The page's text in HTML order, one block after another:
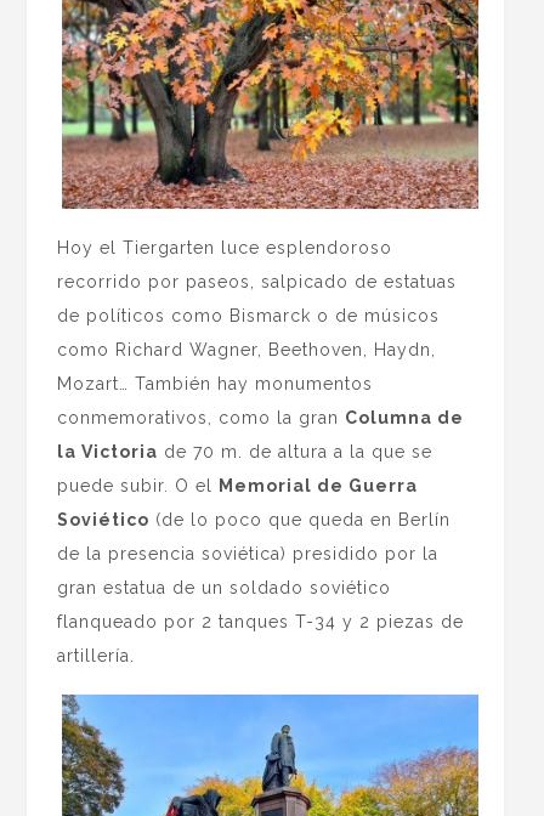
Hoy el Tiergarten luce esplendoroso
recorrido por paseos, salpicado de estatuas
de políticos como Bismarck o de músicos
como Richard Wagner, Beethoven, Haydn,
Mozart… También hay monumentos
conmemorativos, como la gran Columna de
la Victoria de 70 m. de altura a la que se
puede subir. O el Memorial de Guerra
Soviético (de lo poco que queda en Berlín
de la presencia soviética) presidido por la
gran estatua de un soldado soviético
flanqueado por 2 tanques T-34 y 2 piezas de
artillería.